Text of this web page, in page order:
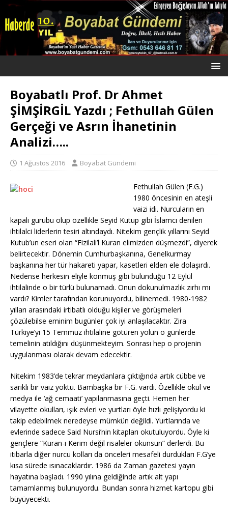
Boyabatlı Prof. Dr Ahmet
ŞİMŞİRGİL Yazdı ; Fethullah Gülen
Gerçeği ve Asrın İhanetinin
Analizi…..
1 Ağustos 2016 Boyabat Gündemi
Fethullah Gülen (F.G.)
1980 öncesinin en ateşli
vaizi idi. Nurcuların en
kapalı gurubu olup özellikle Seyid Kutup gibi İslamcı denilen
ihtilalci liderlerin tesiri altındaydı. Nitekim gençlik yıllarını Seyid
Kutub’un eseri olan “Fizilali’l Kuran elimizden düşmezdi”, diyerek
belirtecektir. Dönemin Cumhurbaşkanına, Genelkurmay
başkanına her tür hakareti yapar, kasetleri elden ele dolaşırdı.
Nedense herkesin eliyle konmuş gibi bulunduğu 12 Eylül
ihtilalinde o bir türlü bulunamadı. Onun dokunulmazlık zırhı mı
vardı? Kimler tarafından korunuyordu, bilinemedi. 1980-1982
yılları arasındaki irtibatlı olduğu kişiler ve görüşmeleri
çözülebilse eminim bugünler çok iyi anlaşılacaktır. Zira
Türkiye’yi 15 Temmuz ihtilaline götüren yolun o günlerde
temelinin atıldığını düşünmekteyim. Sonrası hep o projenin
uygulanması olarak devam edecektir.
Nitekim 1983’de tekrar meydanlara çıktığında artık cübbe ve
sarıklı bir vaiz yoktu. Bambaşka bir F.G. vardı. Özellikle okul ve
medya ile ‘ağ cemaati’ yapılanmasına geçti. Hemen her
vilayette okulları, ışık evleri ve yurtları öyle hızlı gelişiyordu ki
takip edebilmek neredeyse mümkün değildi. Yurtlarında ve
evlerinde sadece Said Nursi’nin kitapları okutuluyordu. Öyle ki
gençlere “Kuran-ı Kerim değil risaleler okunsun” derlerdi. Bu
itibarla diğer nurcu kolları da önceleri mesafeli durdukları F.G’ye
kısa sürede ısınacaklardır. 1986 da Zaman gazetesi yayın
hayatına başladı. 1990 yılına geldiğinde artık alt yapı
tamamlanmış bulunuyordu. Bundan sonra hizmet kartopu gibi
büyüyecekti.